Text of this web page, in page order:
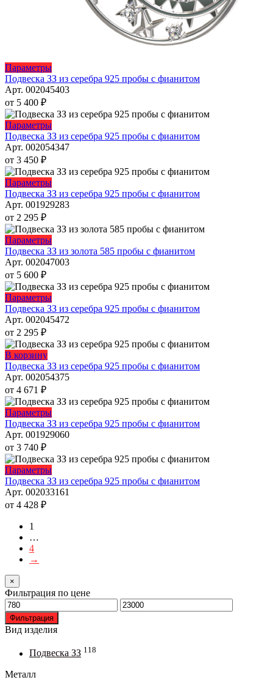
ПараметрыЭтот
товар
имеет
вариаций.
Опции
можно
выбрать
странице
товара.
Подвеска ЗЗ из серебра 925 пробы с фианитом
Арт. 002045403
от 5 400 ₽
ПараметрыЭтот
товар
имеет
вариаций.
Опции
можно
выбрать
странице
товара.
Подвеска ЗЗ из серебра 925 пробы с фианитом
Арт. 002054347
от 3 450 ₽
ПараметрыЭтот
товар
имеет
вариаций.
Опции
можно
выбрать
странице
товара.
Подвеска ЗЗ из серебра 925 пробы с фианитом
Арт. 001929283
от 2 295 ₽
ПараметрыЭтот
товар
имеет
вариаций.
Опции
можно
выбрать
странице
товара.
Подвеска ЗЗ из золота 585 пробы с фианитом
Арт. 002047003
от 5 600 ₽
ПараметрыЭтот
товар
имеет
вариаций.
можно
выбрать
странице
товара.
Подвеска ЗЗ из серебра 925 пробы с фианитом
Арт. 002045472
от 2 295 ₽
В корзинуЭтот
товар
имеет
вариаций.
Опции
можно
выбрать
странице
товара.
Подвеска ЗЗ из серебра 925 пробы с фианитом
Арт. 002054375
от 4 671 ₽
ПараметрыЭтот
товар
имеет
вариаций.
Опции
можно
выбрать
Подвеска ЗЗ из серебра 925 пробы с фианитом
Арт. 001929060
от 3 740 ₽
ПараметрыЭтот
товар
имеет
Подвеска ЗЗ из серебра 925 пробы с фианитом
Арт. 002033161
от 4 428 ₽
1
…
4
→
×
Фильтрация по цене
Минимальная
цена
Максимальная
цена
Фильтрация
Вид изделия
Подвеска ЗЗ 118
Металл